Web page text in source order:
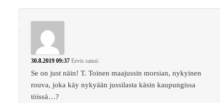
30.8.2019 09:37 Eevis sanoi:
Se on just näin! T. Toinen maajussin morsian, nykyinen
rouva, joka käy nykyään jussilasta käsin kaupungissa
töissä…?